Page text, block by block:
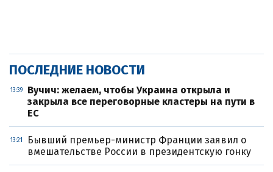
ПОСЛЕДНИЕ НОВОСТИ
13:39
Вучич: желаем, чтобы Украина открыла и
закрыла все переговорные кластеры на пути в
ЕС
13:21
Бывший премьер-министр Франции заявил о
вмешательстве России в президентскую гонку